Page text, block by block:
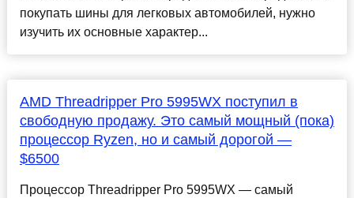
покупать шины для легковых автомобилей, нужно
изучить их основные характер...
AMD Threadripper Pro 5995WX поступил в
свободную продажу. Это самый мощный (пока)
процессор Ryzen, но и самый дорогой —
$6500
Процессор Threadripper Pro 5995WX — самый